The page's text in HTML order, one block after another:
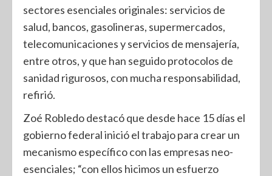
sectores esenciales originales: servicios de
salud, bancos, gasolineras, supermercados,
telecomunicaciones y servicios de mensajería,
entre otros, y que han seguido protocolos de
sanidad rigurosos, con mucha responsabilidad,
refirió.
Zoé Robledo destacó que desde hace 15 días el
gobierno federal inició el trabajo para crear un
mecanismo específico con las empresas neo-
esenciales; “con ellos hicimos un esfuerzo